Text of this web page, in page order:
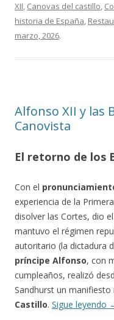
XII, Canovas del castillo,
historia de España,
marzo, 2026.
Alfonso XII y las
Canovista
El retorno de los
Con el
experiencia de la
disolver las Cortes, dio
mantuvo el régimen
autoritario (la dictadura
príncipe Alfonso, con
cumpleaños, realizó
Sandhurst un
Castillo. Sigue leyendo